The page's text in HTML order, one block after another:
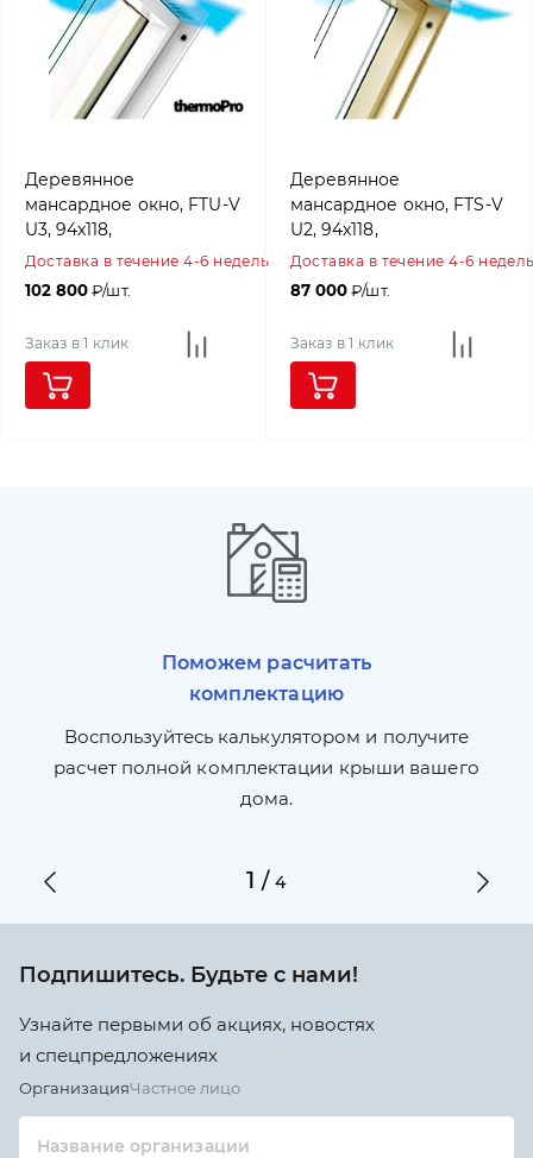
Деревянное
мансардное окно, FTU-V
U3, 94x118,
Среднеповоротное
открывание, Fakro
Доставка в течение 4-6 недель
102 800₽/шт.
Заказ в 1 клик
Деревянное
мансардное окно, FTS-V
U2, 94x118,
Среднеповоротное
открывание, Fakro
Доставка в течение 4-6
87 000₽/шт.
Заказ в 1 клик
Поможем расчитать
комплектацию
Воспользуйтесь калькулятором и получите
расчет полной комплектации крыши вашего
дома.
1 /4
Подпишитесь. Будьте с нами!
Узнайте первыми об акциях, новостях
и спецпредложениях
ОрганизацияЧастное лицо
Название организации